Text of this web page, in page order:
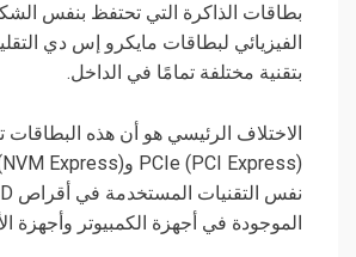
بطاقات الذاكرة التي تحتفظ بنفس
الفيزيائي لبطاقات مايكرو إس دي
بتقنية مختلفة تمامًا في الداخل.
الاختلاف الرئيسي هو أن هذه
الموجودة في أجهزة الكمبيوتر وأجهزة